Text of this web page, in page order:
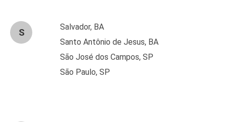
S
Salvador, BA
Santo Antônio de Jesus, BA
São José dos Campos, SP
São Paulo, SP